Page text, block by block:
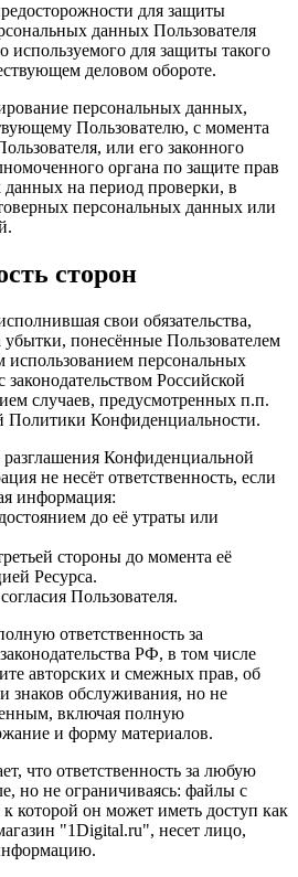
для защиты
данных Пользователя
используемого для защиты такого
деловом обороте.
персональных данных,
Пользователю, с момента
или его законного
органа по защите прав
данных на период проверки, в
персональных данных или
сторон
свои обязательства,
убытки, понесённые Пользователем
использованием персональных
Российской
случаев, предусмотренных п.п.
Политики Конфиденциальности.
Конфиденциальной
не несёт ответственность, если
информация:
до её утраты или
стороны до момента её
Ресурса.
Пользователя.
ответственность за
РФ, в том числе
авторских и смежных прав, об
знаков обслуживания, но не
включая полную
и форму материалов.
что ответственность за любую
но не ограничиваясь: файлы с
которой он может иметь доступ как
"1Digital.ru", несет лицо,